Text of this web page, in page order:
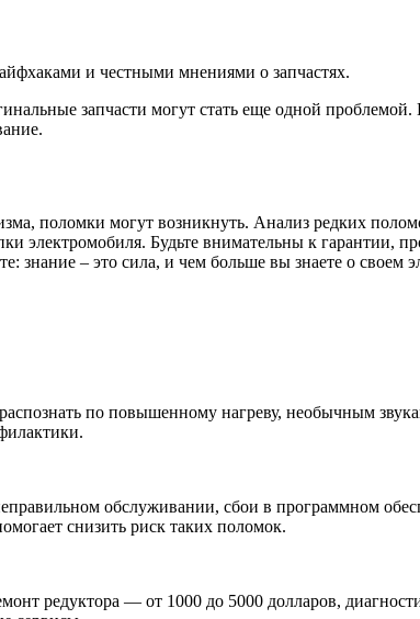
и честными мнениями о запчастях.
запчасти могут стать еще одной проблемой.
поломки могут возникнуть. Анализ редких
электромобиля. Будьте внимательны к гарантии,
знание – это сила, и чем больше вы знаете о своем
по повышенному нагреву, необычным
обслуживании, сбои в программном
снизить риск таких поломок.
редуктора — от 1000 до 5000 долларов,